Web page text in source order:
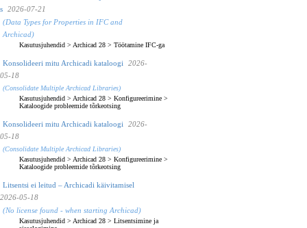
s
2026-07-21
(Data Types for Properties in IFC and
Archicad)
Kasutusjuhendid > Archicad 28 > Töötamine IFC-ga
Konsolideeri mitu Archicadi kataloogi
2026-
05-18
(Consolidate Multiple Archicad Libraries)
Kasutusjuhendid > Archicad 28 > Konfigureerimine >
Kataloogide probleemide tõrkeotsing
Konsolideeri mitu Archicadi kataloogi
2026-
05-18
(Consolidate Multiple Archicad Libraries)
Kasutusjuhendid > Archicad 28 > Konfigureerimine >
Kataloogide probleemide tõrkeotsing
Litsentsi ei leitud – Archicadi käivitamisel
2026-05-18
(No license found - when starting Archicad)
Kasutusjuhendid > Archicad 28 > Litsentsimine ja